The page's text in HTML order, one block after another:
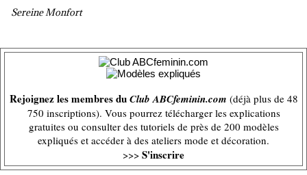
Sereine Monfort
Rejoignez les membres duClub ABCfeminin.com (déjà plus de 48
750 inscriptions). Vous pourrez télécharger les explications
gratuites ou consulter des tutoriels de près de 200 modèles
expliqués et accéder à des ateliers mode et décoration.
>>> S'inscrire